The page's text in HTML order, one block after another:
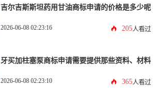
吉尔吉斯斯坦药用甘油商标申请的价格是多少呢
2026-06-08 02:23:16 205人看过
牙买加柱塞泵商标申请需要提供那些资料、材料
2026-06-08 02:23:10 365人看过